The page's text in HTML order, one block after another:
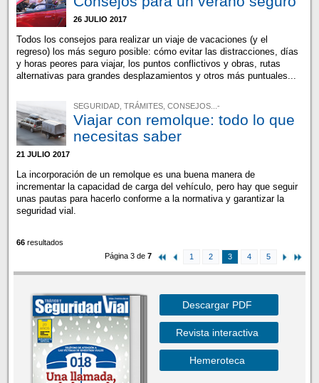
26 JULIO 2017
Todos los consejos para realizar un viaje de vacaciones (y el
regreso) los más seguro posible: cómo evitar las distracciones, días
y horas peores para viajar, los puntos conflictivos y obras, rutas
alternativas para grandes desplazamientos y otros más puntuales...
SEGURIDAD, TRÁMITES, CONSEJOS...-
Viajar con remolque: todo lo que
necesitas saber
21 JULIO 2017
La incorporación de un remolque es una buena manera de
incrementar la capacidad de carga del vehículo, pero hay que seguir
unas pautas para hacerlo conforme a la normativa y garantizar la
seguridad vial.
66resultados
Página 3 de7 1 2 3 4 5
Descargar PDF
Revista interactiva
Hemeroteca